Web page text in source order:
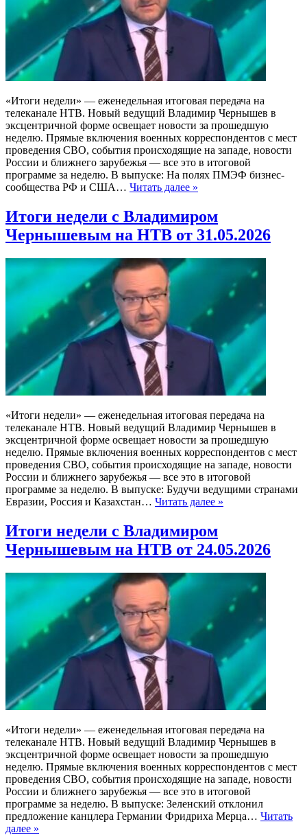
«Итоги недели» — еженедельная итоговая передача на
телеканале НТВ. Новый ведущий Владимир Чернышев в
эксцентричной форме освещает новости за прошедшую
неделю. Прямые включения военных корреспондентов с мест
проведения СВО, события происходящие на западе, новости
России и ближнего зарубежья — все это в итоговой
программе за неделю. В выпуске: На полях ПМЭФ бизнес-
сообщества РФ и США… Читать далее »
Итоги недели с Владимиром
Чернышевым на НТВ от 31.05.2026
«Итоги недели» — еженедельная итоговая передача на
телеканале НТВ. Новый ведущий Владимир Чернышев в
эксцентричной форме освещает новости за прошедшую
неделю. Прямые включения военных корреспондентов с мест
проведения СВО, события происходящие на западе, новости
России и ближнего зарубежья — все это в итоговой
программе за неделю. В выпуске: Будучи ведущими странами
Евразии, Россия и Казахстан… Читать далее »
Итоги недели с Владимиром
Чернышевым на НТВ от 24.05.2026
«Итоги недели» — еженедельная итоговая передача на
телеканале НТВ. Новый ведущий Владимир Чернышев в
эксцентричной форме освещает новости за прошедшую
неделю. Прямые включения военных корреспондентов с мест
проведения СВО, события происходящие на западе, новости
России и ближнего зарубежья — все это в итоговой
программе за неделю. В выпуске: Зеленский отклонил
предложение канцлера Германии Фридриха Мерца… Читать
далее »